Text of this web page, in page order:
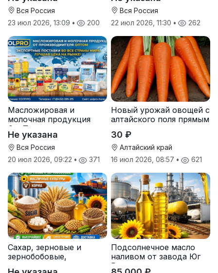
Вся Россия
23 июл 2026, 13:09 • 200
Вся Россия
22 июл 2026, 11:30 • 262
Масложировая и
молочная продукция
СолПро — экспортные
поставки
Не указана
Вся Россия
20 июл 2026, 09:22 • 371
Новый урожай овощей с
алтайского поля прямым
30 ₽
Алтайский край
16 июл 2026, 08:57 • 621
Сахар, зерновые и
зернобобовые,
Подсолнечное масло
наливом от завода Юг
Руси